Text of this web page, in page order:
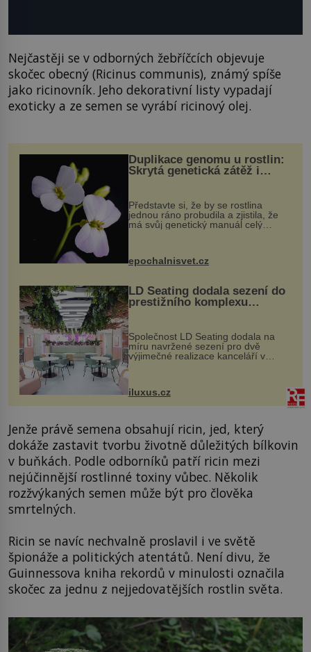
Nejčastěji se v odborných žebříčcích objevuje
skočec obecný (Ricinus communis), známý spíše
jako ricinovník. Jeho dekorativní listy vypadají
exoticky a ze semen se vyrábí ricinový olej.
Duplikace genomu u rostlin:
Skrytá genetická zátěž i
Představte si, že by se rostlina
jednou ráno probudila a zjistila, že
má svůj genetický manuál celý
vstupenka...
epochalnisvet.cz
LD Seating dodala sezení do
prestižního komplexu
MediaCityUK v Salfordu
Společnost LD Seating dodala na
míru navržené sezení pro dvě
výjimečné realizace kanceláří v
areálu MediaCityUK v anglickém
budov Media...
iluxus.cz
Jenže právě semena obsahují ricin, jed, který
dokáže zastavit tvorbu životně důležitých bílkovin
v buňkách. Podle odborníků patří ricin mezi
nejúčinnější rostlinné toxiny vůbec. Několik
rozžvýkaných semen může být pro člověka
smrtelných.
Ricin se navíc nechvalně proslavil i ve světě
špionáže a politických atentátů. Není divu, že
Guinnessova kniha rekordů v minulosti označila
skočec za jednu z nejjedovatějších rostlin světa.